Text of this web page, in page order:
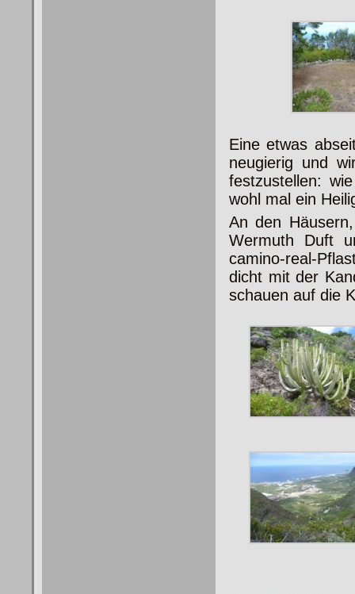
Eine etwas
neugierig und
festzustellen:
wohl mal ein
An den
Wermuth Duft
camino-real-
dicht mit der
schauen auf die